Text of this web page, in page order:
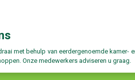
met behulp van eerdergenoemde kamer-
Onze medewerkers adviseren u graag.